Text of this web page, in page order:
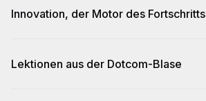
Innovation, der Motor des Fortschritts
Lektionen aus der Dotcom-Blase